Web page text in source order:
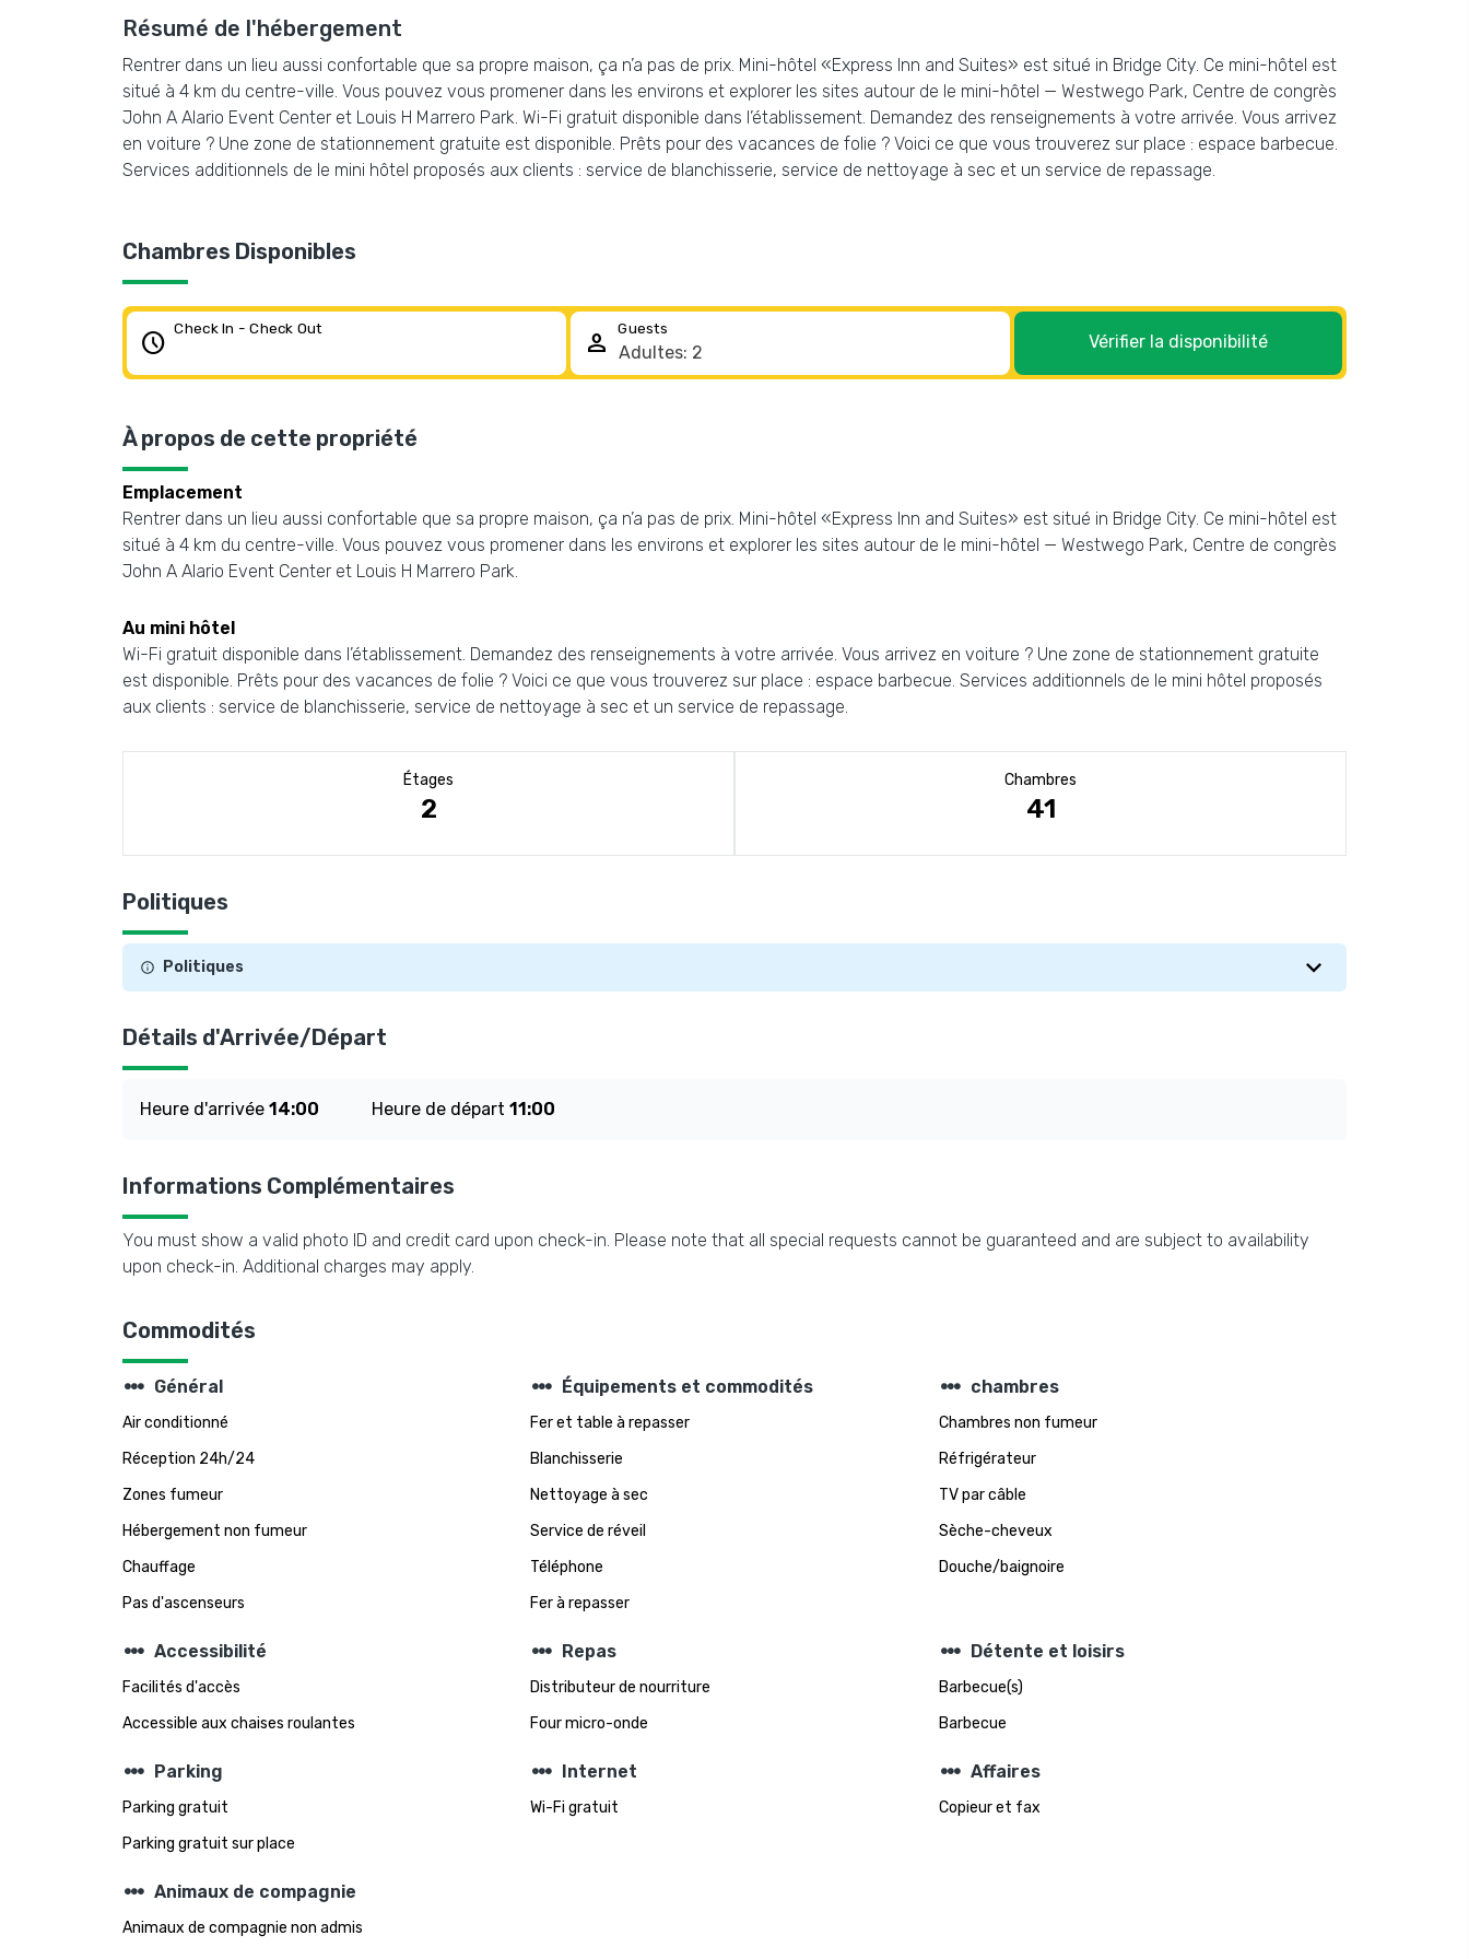
Résumé de l'hébergement
Rentrer dans un lieu aussi confortable que sa propre maison, ça n’a pas de prix. Mini-hôtel «Express Inn and Suites» est situé in Bridge City. Ce mini-hôtel est
situé à 4 km du centre-ville. Vous pouvez vous promener dans les environs et explorer les sites autour de le mini-hôtel — Westwego Park, Centre de congrès
John A Alario Event Center et Louis H Marrero Park. Wi-Fi gratuit disponible dans l’établissement. Demandez des renseignements à votre arrivée. Vous arrivez
en voiture ? Une zone de stationnement gratuite est disponible. Prêts pour des vacances de folie ? Voici ce que vous trouverez sur place : espace barbecue.
Services additionnels de le mini hôtel proposés aux clients : service de blanchisserie, service de nettoyage à sec et un service de repassage.
Chambres Disponibles
schedule Check In - Check Out person Guests
Vérifier la disponibilité
À propos de cette propriété
Emplacement
Rentrer dans un lieu aussi confortable que sa propre maison, ça n’a pas de prix. Mini-hôtel «Express Inn and Suites» est situé in Bridge City. Ce mini-hôtel est
situé à 4 km du centre-ville. Vous pouvez vous promener dans les environs et explorer les sites autour de le mini-hôtel — Westwego Park, Centre de congrès
John A Alario Event Center et Louis H Marrero Park.
Au mini hôtel
Wi-Fi gratuit disponible dans l’établissement. Demandez des renseignements à votre arrivée. Vous arrivez en voiture ? Une zone de stationnement gratuite
est disponible. Prêts pour des vacances de folie ? Voici ce que vous trouverez sur place : espace barbecue. Services additionnels de le mini hôtel proposés
aux clients : service de blanchisserie, service de nettoyage à sec et un service de repassage.
Étages
2
Chambres
41
Politiques
Politiques
Détails d'Arrivée/Départ
Heure d'arrivée 14:00 Heure de départ 11:00
Informations Complémentaires
You must show a valid photo ID and credit card upon check-in. Please note that all special requests cannot be guaranteed and are subject to availability
upon check-in. Additional charges may apply.
Commodités
steppers Général
Air conditionné
Réception 24h/24
Zones fumeur
Hébergement non fumeur
Chauffage
Pas d'ascenseurs
steppers Équipements et commodités
Fer et table à repasser
Blanchisserie
Nettoyage à sec
Service de réveil
Téléphone
Fer à repasser
steppers chambres
Chambres non fumeur
Réfrigérateur
TV par câble
Sèche-cheveux
Douche/baignoire
steppers Accessibilité
Facilités d'accès
Accessible aux chaises roulantes
steppers Repas
Distributeur de nourriture
Four micro-onde
steppers Détente et loisirs
Barbecue(s)
Barbecue
steppers Parking
Parking gratuit
Parking gratuit sur place
steppers Internet
Wi-Fi gratuit
steppers Affaires
Copieur et fax
steppers Animaux de compagnie
Animaux de compagnie non admis